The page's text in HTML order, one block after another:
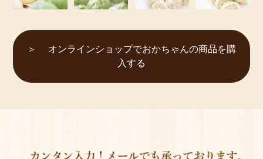
オンラインショップでおかちゃんの商品を購
入する